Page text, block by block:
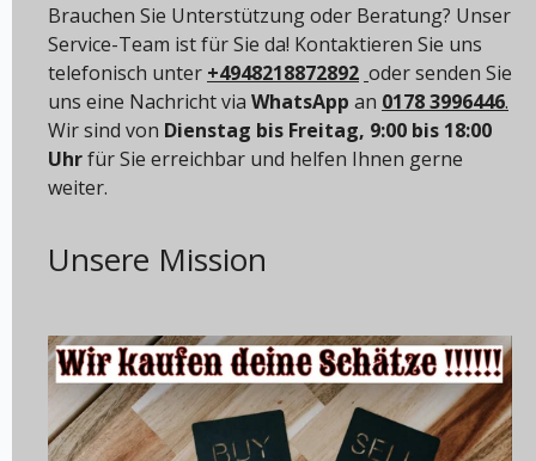
Brauchen Sie Unterstützung oder Beratung? Unser
Service-Team ist für Sie da! Kontaktieren Sie uns
telefonisch unter +4948218872892 oder senden Sie
uns eine Nachricht via WhatsApp an 0178 3996446.
Wir sind von Dienstag bis Freitag, 9:00 bis 18:00
Uhrfür Sie erreichbar und helfen Ihnen gerne
weiter.
Unsere Mission